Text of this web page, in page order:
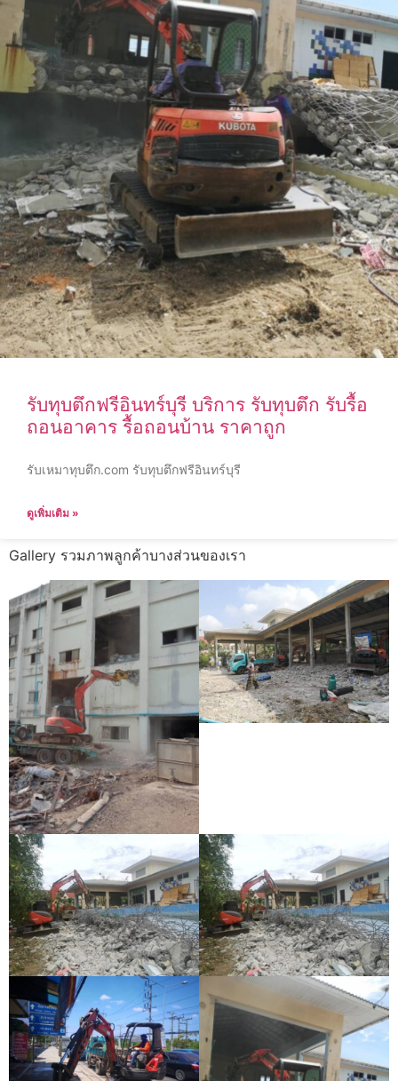
รับทุบตึกฟรีอินทร์บุรี บริการ รับทุบตึก รับรื้อ
ถอนอาคาร รื้อถอนบ้าน ราคาถูก
รับเหมาทุบตึก.com รับทุบตึกฟรีอินทร์บุรี
ดูเพิ่มเติม »
Gallery รวมภาพลูกค้าบางส่วนของเรา